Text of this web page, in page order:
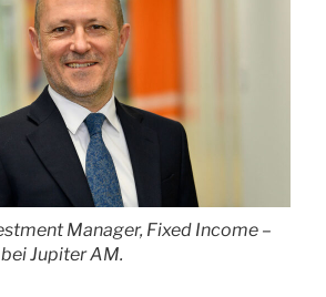
Manager, Fixed Income –
Jupiter AM.